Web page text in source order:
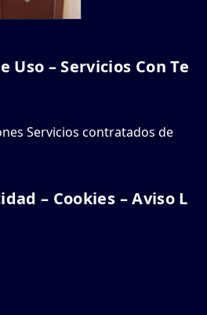
Uso – Servicios Con Te
Servicios contratados de
– Cookies – Aviso L